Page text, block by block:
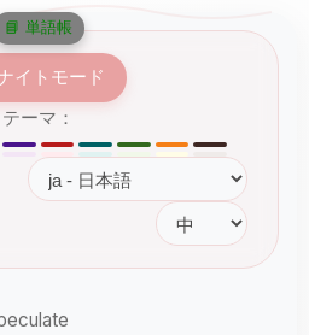
イトモード
テーマ：
📘 単語帳